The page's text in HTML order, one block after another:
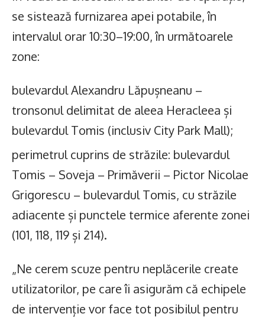
se sistează furnizarea apei potabile, în
intervalul orar 10:30–19:00, în următoarele
zone:
bulevardul Alexandru Lăpușneanu –
tronsonul delimitat de aleea Heracleea și
bulevardul Tomis (inclusiv City Park Mall);
perimetrul cuprins de străzile: bulevardul
Tomis – Soveja – Primăverii – Pictor Nicolae
Grigorescu – bulevardul Tomis, cu străzile
adiacente și punctele termice aferente zonei
(101, 118, 119 și 214).
„Ne cerem scuze pentru neplăcerile create
utilizatorilor, pe care îi asigurăm că echipele
de intervenție vor face tot posibilul pentru